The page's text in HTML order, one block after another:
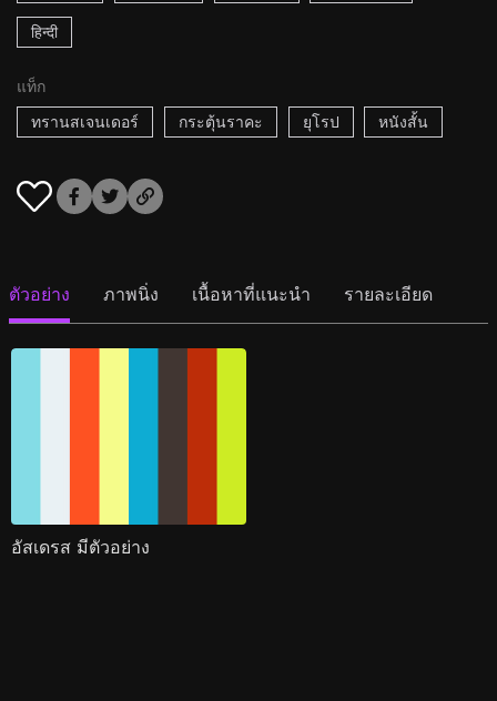
हिन्दी
แท็ก
ทรานสเจนเดอร์
กระตุ้นราคะ ยุโรป หนังสั้น
ตัวอย่าง ภาพนิ่ง เนื้อหาที่แนะนำ รายละเอียด
อัสเดรส มีตัวอย่าง